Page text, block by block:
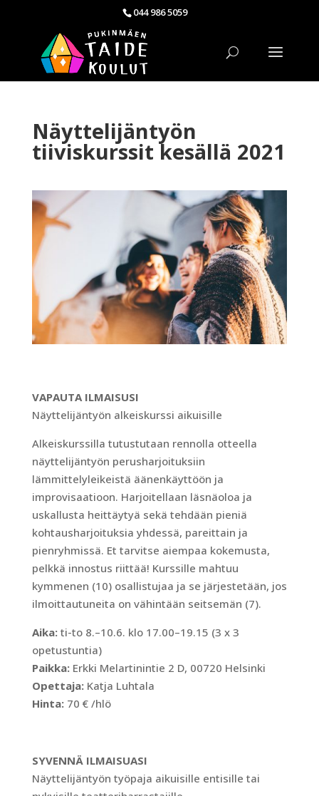
044 986 5059
Näyttelijäntyön
tiiviskurssit kesällä 2021
VAPAUTA ILMAISUSI
Näyttelijäntyön alkeiskurssi aikuisille
Alkeiskurssilla tutustutaan rennolla otteella
näyttelijäntyön perusharjoituksiin
lämmittelyleikeistä äänenkäyttöön ja
improvisaatioon. Harjoitellaan läsnäoloa ja
uskallusta heittäytyä sekä tehdään pieniä
kohtausharjoituksia yhdessä, pareittain ja
pienryhmissä. Et tarvitse aiempaa kokemusta,
pelkkä innostus riittää! Kurssille mahtuu
kymmenen (10) osallistujaa ja se järjestetään, jos
ilmoittautuneita on vähintään seitsemän (7).
Aika:ti-to 8.–10.6. klo 17.00–19.15 (3 x 3
opetustuntia)
Paikka:Erkki Melartinintie 2 D, 00720 Helsinki
Opettaja:Katja Luhtala
Hinta:70 € /hlö
SYVENNÄ ILMAISUASI
Näyttelijäntyön työpaja aikuisille entisille tai